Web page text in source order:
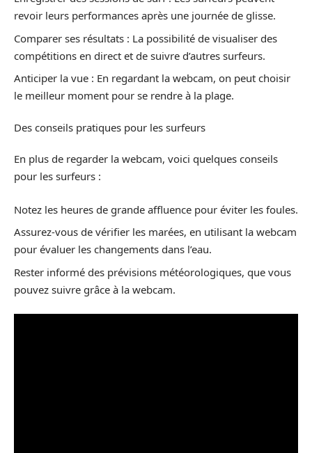
revoir leurs performances après une journée de glisse.
Comparer ses résultats : La possibilité de visualiser des
compétitions en direct et de suivre d’autres surfeurs.
Anticiper la vue : En regardant la webcam, on peut choisir
le meilleur moment pour se rendre à la plage.
Des conseils pratiques pour les surfeurs
En plus de regarder la webcam, voici quelques conseils
pour les surfeurs :
Notez les heures de grande affluence pour éviter les foules.
Assurez-vous de vérifier les marées, en utilisant la webcam
pour évaluer les changements dans l’eau.
Rester informé des prévisions météorologiques, que vous
pouvez suivre grâce à la webcam.